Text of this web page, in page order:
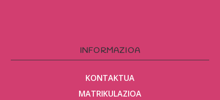
INFORMAZIOA
KONTAKTUA
MATRIKULAZIOA